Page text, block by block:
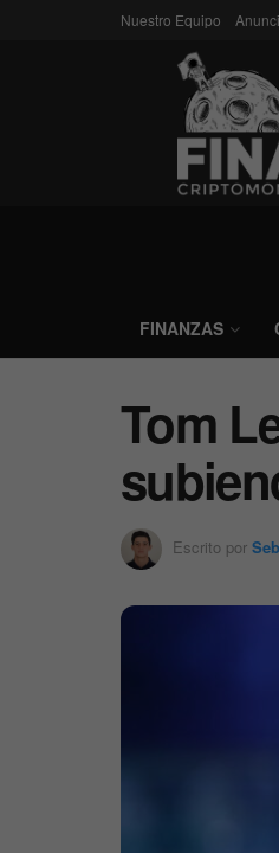
Nuestro Equipo
FINANZAS
Tom
Escrito por